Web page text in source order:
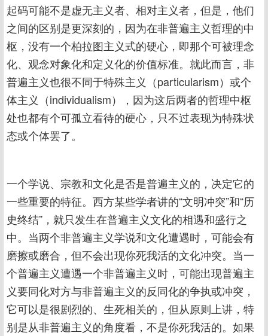
起码可能不是虚无主义者、相对主义者，但是，他们
之间的区别是更深刻的，因为在非普遍主义哲理的中
枢，没有一个柏拉图主义式的硬心，即那个可被理念
化、观念对象化和定义化的价值标准。就此而言，非
普遍主义也很不同于特殊主义（particularism）或个
体主义（individualism），因为这后两者的哲理中枢
处也都有个可孤立看待的硬心，只不过表现为特殊状
态或个体罢了。
一个学说、宗教和文化是否是普遍主义的，决定它的
一些重要的特征。西方某些学者讲的“文明冲突”和“历
史终结”，就只发生在普遍主义文化的相遇和盛行之
中。当两个非普遍主义学说和文化遭遇时，可能会有
磨擦或磨合，但不会出现你死我活的文化冲突。当一
个普遍主义遭遇一个非普遍主义时，可能出现普遍主
义要同化对方与非普遍主义的反同化的争执或冲突，
它可以是很剧烈的、生死相关的，但从原则上讲，特
别是从非普遍主义的角度看，不是你死我活的。如果